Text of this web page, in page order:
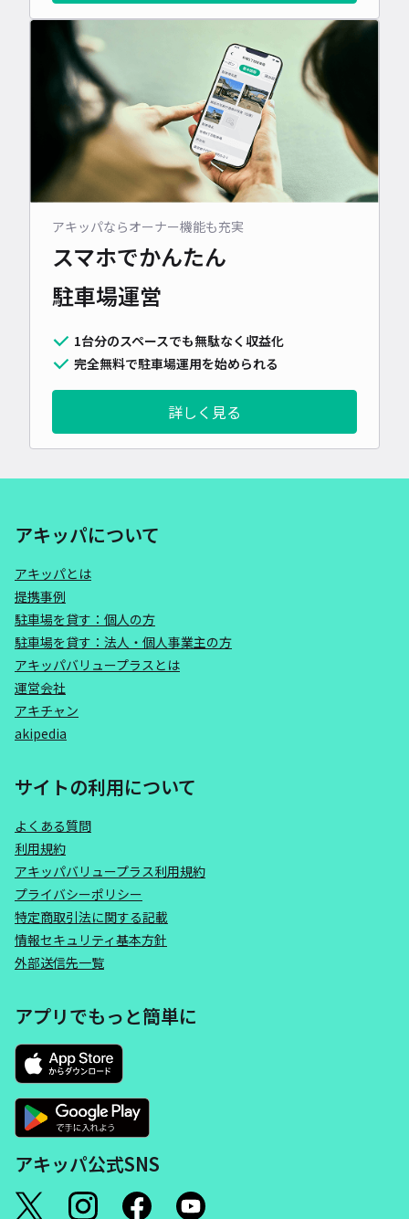
アキッパならオーナー機能も充実
スマホでかんたん
駐車場運営
1台分のスペースでも無駄なく収益化
完全無料で駐車場運用を始められる
詳しく見る
アキッパについて
アキッパとは
提携事例
駐車場を貸す：個人の方
駐車場を貸す：法人・個人事業主の方
アキッパバリュープラスとは
運営会社
アキチャン
akipedia
サイトの利用について
よくある質問
利用規約
アキッパバリュープラス利用規約
プライバシーポリシー
特定商取引法に関する記載
情報セキュリティ基本方針
外部送信先一覧
アプリでもっと簡単に
アキッパ公式SNS